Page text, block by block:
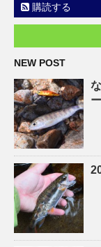
購読する
NEW POST